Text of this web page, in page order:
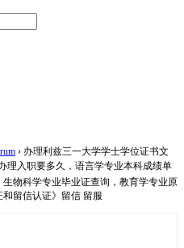
› 办理利兹三一大学学士学位证书文
理入职要多久，语言学专业本科成绩单
物科学专业毕业证查询，教育学专业原
留信认证》留信 留服